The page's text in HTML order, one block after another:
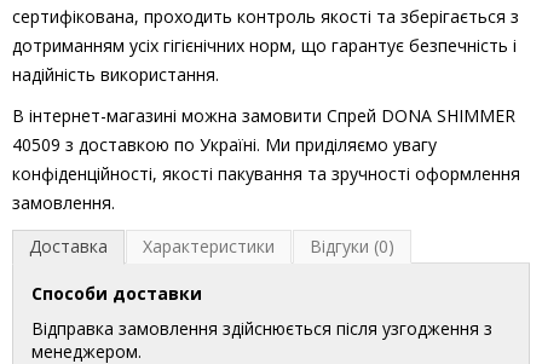
сертифікована, проходить контроль якості та зберігається з
дотриманням усіх гігієнічних норм, що гарантує безпечність і
надійність використання.
В інтернет-магазині можна замовити Спрей DONA SHIMMER
40509 з доставкою по Україні. Ми приділяємо увагу
конфіденційності, якості пакування та зручності оформлення
замовлення.
Доставка
Характеристики Відгуки (0)
Способи доставки
Відправка замовлення здійснюється після узгодження з
менеджером.